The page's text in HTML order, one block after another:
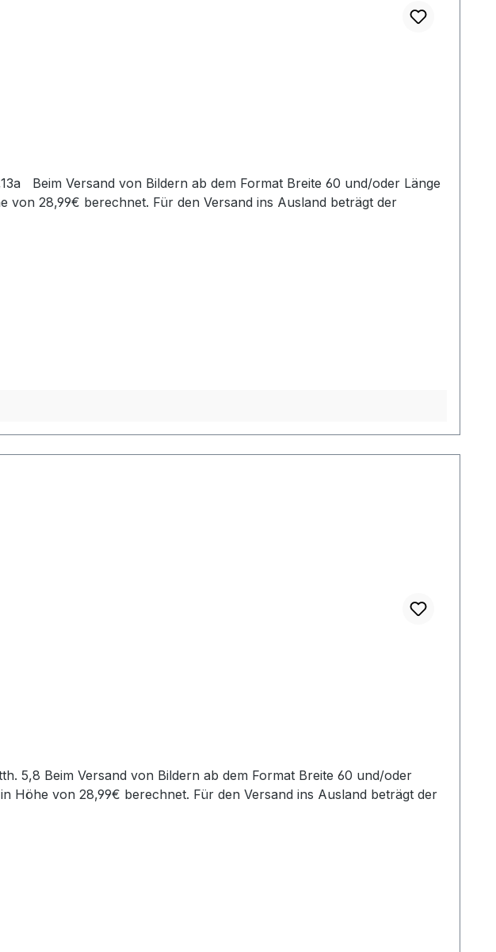
28,99€ berechnet. Für den Versand ins Ausland beträgt der
Höhe von 28,99€ berechnet. Für den Versand ins Ausland beträgt der